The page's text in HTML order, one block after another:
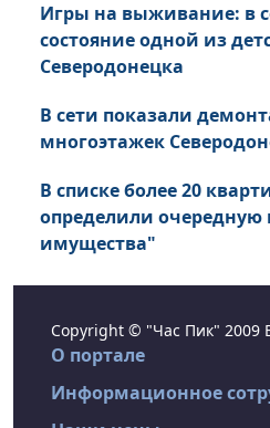
Игры на выживание: в
состояние одной из
Северодонецка
В сети показали
многоэтажек
В списке более 20
определили очередную
имущества"
Copyright © "Час Пик"
О портале
Информационное